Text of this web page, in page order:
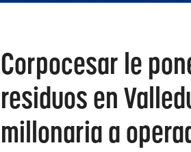
Corpocesar le
residuos en
millonaria a